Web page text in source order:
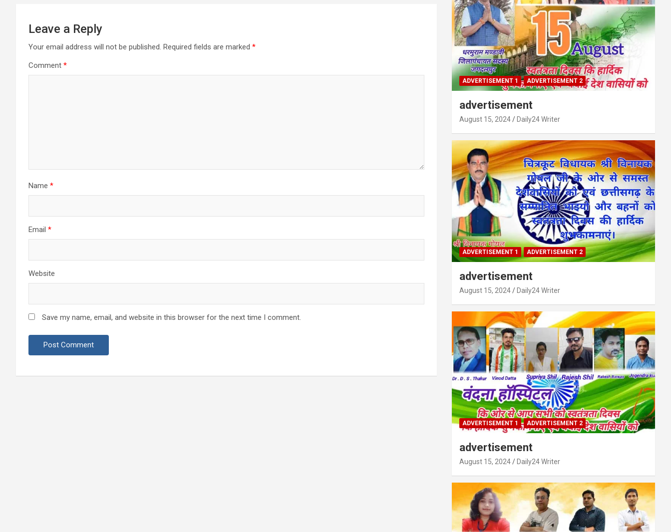
Leave a Reply
Your email address will not be published. Required fields are marked *
Comment *
Name *
Email *
Website
Save my name, email, and website in this browser for the next time I comment.
ADVERTISEMENT 1 ADVERTISEMENT 2
advertisement
August 15, 2024 Daily24 Writer
ADVERTISEMENT 1 ADVERTISEMENT 2
advertisement
August 15, 2024 Daily24 Writer
ADVERTISEMENT 1 ADVERTISEMENT 2
advertisement
August 15, 2024 Daily24 Writer